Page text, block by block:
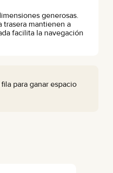
generosas.
trasera mantienen a
facilita la navegación
para ganar espacio